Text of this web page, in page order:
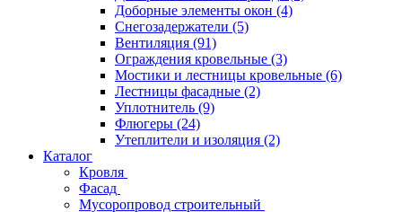
Доборные элементы окон (4)
Снегозадержатели (5)
Вентиляция (91)
Ограждения кровельные (3)
Мостики и лестницы кровельные (6)
Лестницы фасадные (2)
Уплотнитель (9)
Флюгеры (24)
Утеплители и изоляция (2)
Каталог
Кровля
Фасад
Мусоропровод строительный